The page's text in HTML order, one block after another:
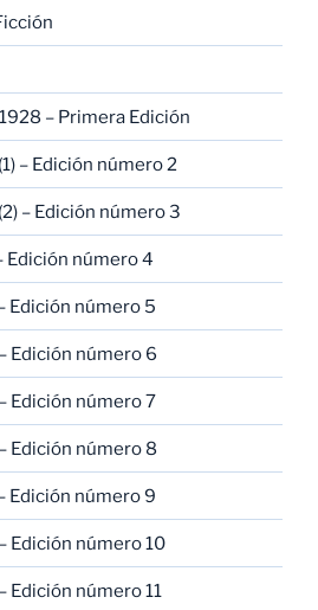
– Primera Edición
– Edición número 2
– Edición número 3
Edición número 4
Edición número 5
Edición número 6
Edición número 7
Edición número 8
Edición número 9
Edición número 10
Edición número 11